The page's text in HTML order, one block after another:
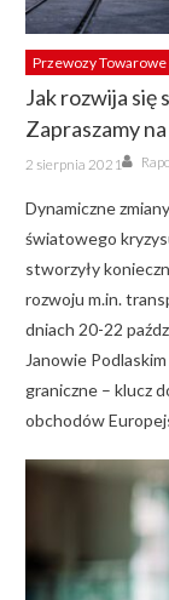
Przewozy Towarowe
Jak rozwija
Zapraszamy
Posted
on
2 sierpnia 2021
Dynamiczne
światowego
stworzyły
rozwoju m.in.
dniach 20-22
Janowie
graniczne – klucz
obchodów